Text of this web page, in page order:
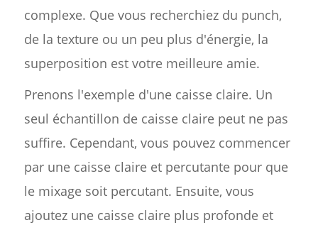
complexe. Que vous recherchiez du punch,
de la texture ou un peu plus d'énergie, la
superposition est votre meilleure amie.
Prenons l'exemple d'une caisse claire. Un
seul échantillon de caisse claire peut ne pas
suffire. Cependant, vous pouvez commencer
par une caisse claire et percutante pour que
le mixage soit percutant. Ensuite, vous
ajoutez une caisse claire plus profonde et